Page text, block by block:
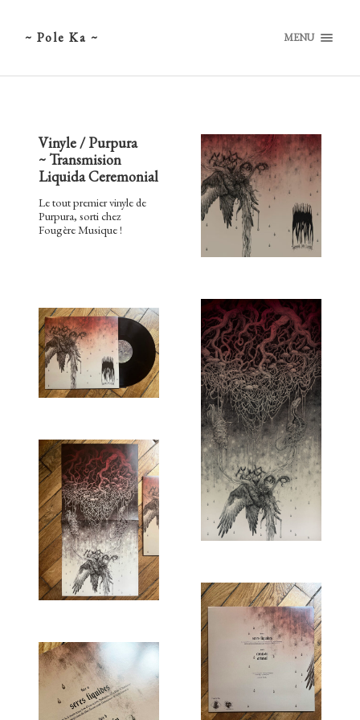
~ Pole Ka ~ MENU
Vinyle / Purpura
~ Transmision
Liquida Ceremonial
Le tout premier vinyle de
Purpura, sorti chez
Fougère Musique !